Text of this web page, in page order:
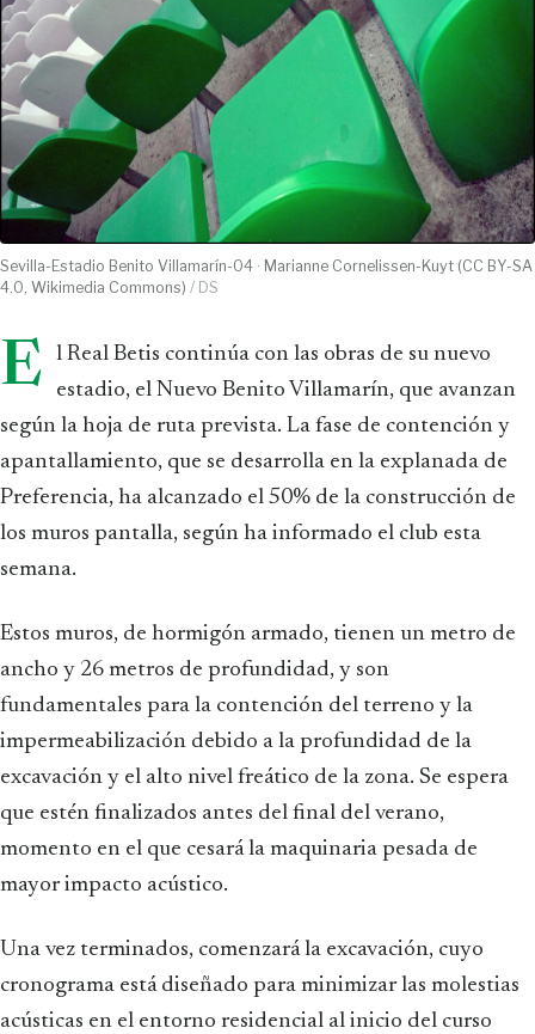
Sevilla-Estadio Benito Villamarín-04 · Marianne Cornelissen-Kuyt (CC BY-SA
4.0, Wikimedia Commons) / DS
E
l Real Betis continúa con las obras de su nuevo
estadio, el Nuevo Benito Villamarín, que avanzan
según la hoja de ruta prevista. La fase de contención y
apantallamiento, que se desarrolla en la explanada de
Preferencia, ha alcanzado el 50% de la construcción de
los muros pantalla, según ha informado el club esta
semana.
Estos muros, de hormigón armado, tienen un metro de
ancho y 26 metros de profundidad, y son
fundamentales para la contención del terreno y la
impermeabilización debido a la profundidad de la
excavación y el alto nivel freático de la zona. Se espera
que estén finalizados antes del final del verano,
momento en el que cesará la maquinaria pesada de
mayor impacto acústico.
Una vez terminados, comenzará la excavación, cuyo
cronograma está diseñado para minimizar las molestias
acústicas en el entorno residencial al inicio del curso